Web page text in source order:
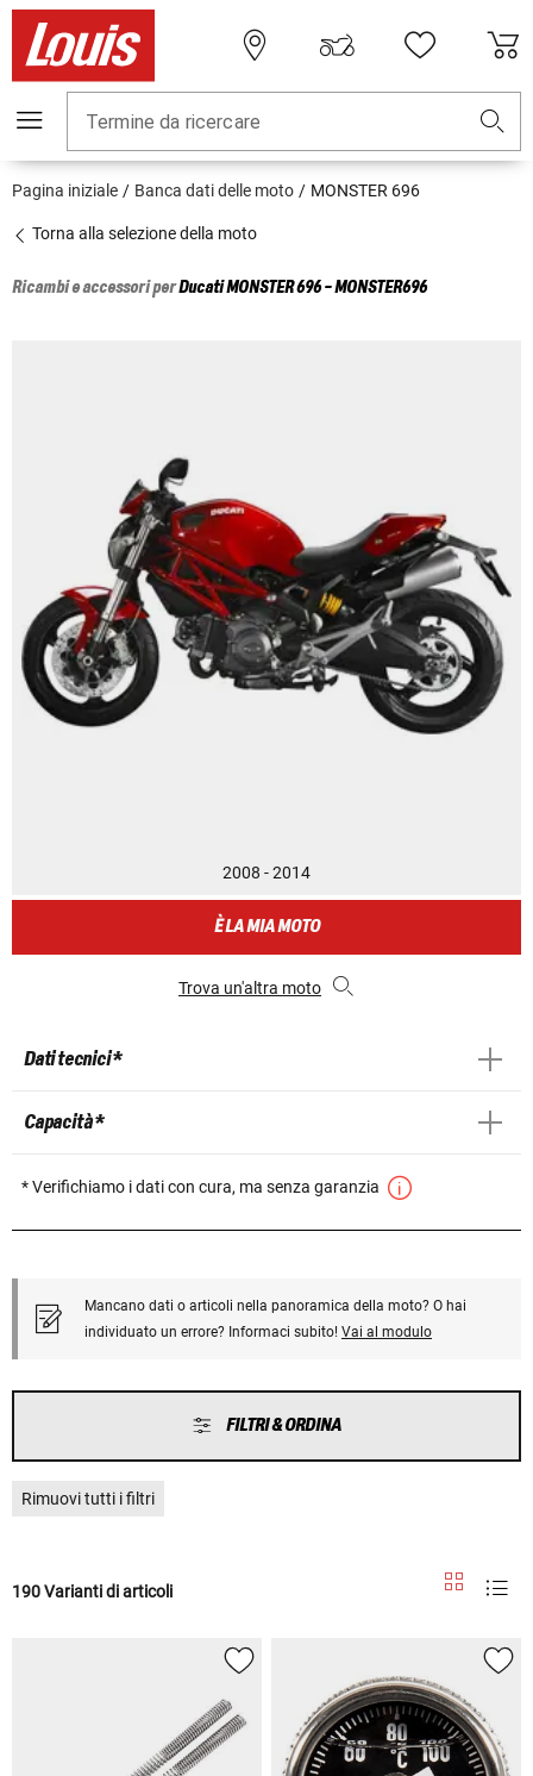
Termine da ricercare
Pagina iniziale Banca dati delle moto MONSTER 696
Torna alla selezione della moto
Ricambi e accessori perDucatiMONSTER 696 - MONSTER696
2008 - 2014
È LA MIA MOTO
Trova un'altra moto
Dati tecnici *
Capacità *
* Verifichiamo i dati con cura, ma senza garanzia
Mancano dati o articoli nella panoramica della moto? O hai
individuato un errore? Informaci subito! Vai al modulo
FILTRI & ORDINA
Rimuovi tutti i filtri
190 Varianti di articoli